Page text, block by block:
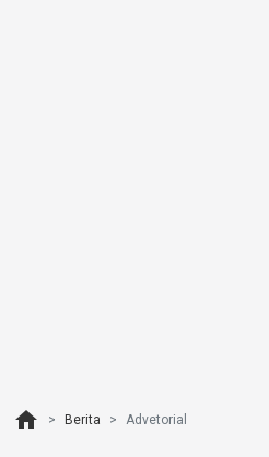
home Berita Advetorial